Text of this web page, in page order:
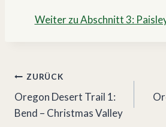
Weiter zu Abschnitt 3:
Beitragsnavigation
ZURÜCK
Oregon Desert Trail 1:
Bend – Christmas Valley